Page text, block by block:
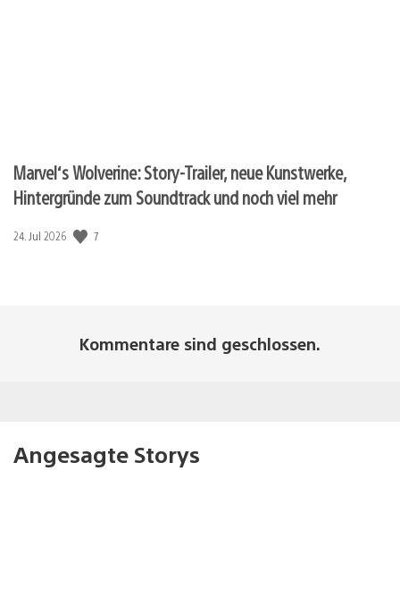
Marvel‘s Wolverine: Story-Trailer, neue Kunstwerke,
Hintergründe zum Soundtrack und noch viel mehr
Veröffentlichungsdatum:
24. Jul 2026 7
Kommentare sind geschlossen.
Angesagte Storys